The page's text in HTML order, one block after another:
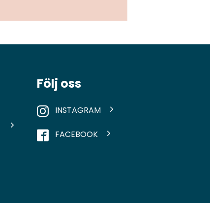
Följ oss
INSTAGRAM
FACEBOOK